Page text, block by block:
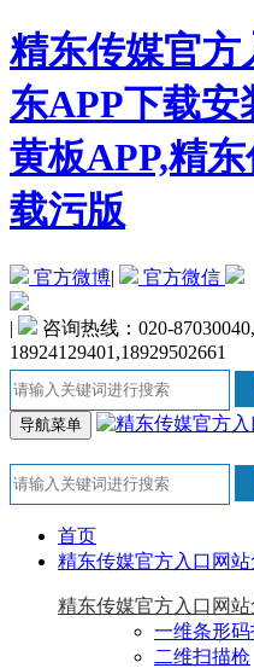
精东传媒官方
东APP下载安
黄板APP,精
载污版
官方微博| 官方微信
|
咨询热线：020-
18924129401,18929502661
导航菜单
首页
精东传媒官方入口网
精东传媒官方入口网
一维条形
二维扫描枪